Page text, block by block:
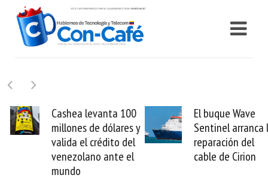
Cashea levanta 100
millones de dólares y
valida el crédito del
venezolano ante el
mundo
El buque Wave
Sentinel arranca la
reparación del
cable de Cirion